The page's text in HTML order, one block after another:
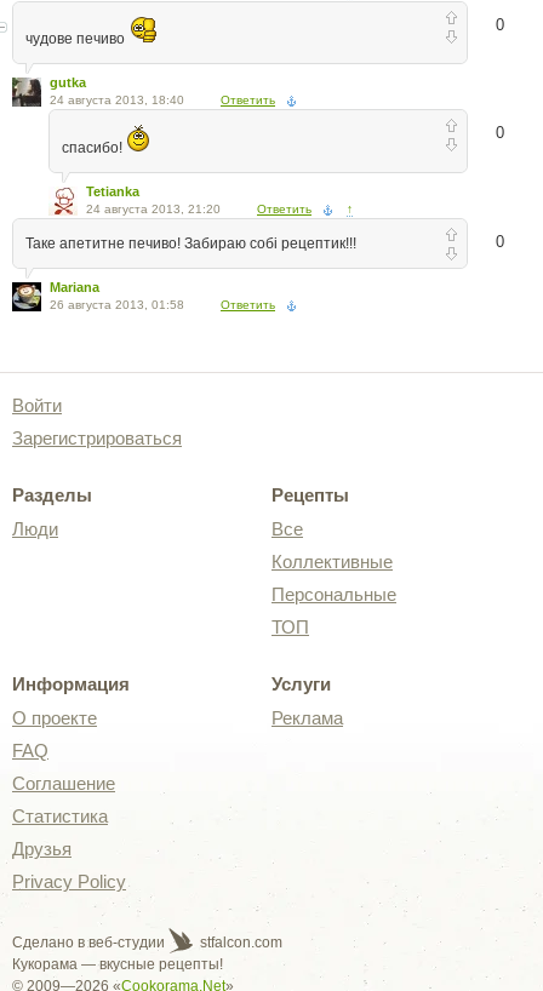
0
чудове печиво
gutka
24 августа 2013, 18:40 Ответить
0
спасибо!
Tetianka
24 августа 2013, 21:20 Ответить ↑
0
Таке апетитне печиво! Забираю собі рецептик!!!
Mariana
26 августа 2013, 01:58 Ответить
Войти
Зарегистрироваться
Разделы
Люди
Рецепты
Все
Коллективные
Персональные
ТОП
Информация
О проекте
FAQ
Соглашение
Статистика
Друзья
Privacy Policy
Услуги
Реклама
Сделано в веб-студии
stfalcon.com
Кукорама — вкусные рецепты!
© 2009—2026 «Cookorama.Net»